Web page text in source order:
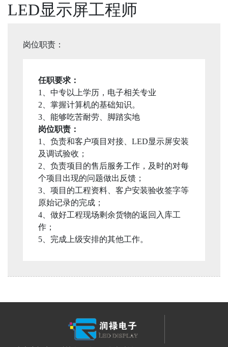
LED显示屏工程师
岗位职责：
任职要求：
1、中专以上学历，电子相关专业
2、掌握计算机的基础知识。
3、能够吃苦耐劳、脚踏实地
岗位职责：
1、负责和客户项目对接、LED显示屏安装
及调试验收；
2、负责项目的售后服务工作，及时的对每
个项目出现的问题做出反馈；
3、项目的工程资料、客户安装验收签字等
原始记录的完成；
4、做好工程现场剩余货物的返回入库工
作；
5、完成上级安排的其他工作。